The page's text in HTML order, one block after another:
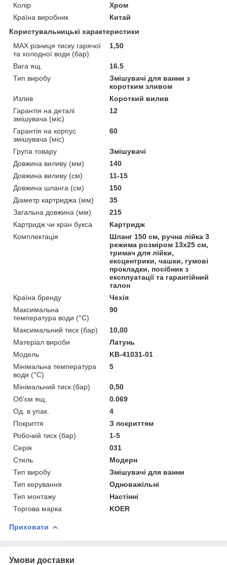
Колір
Хром
Країна виробник
Китай
Користувальницькі характеристики
MAX різниця тиску гарячої
та холодної води (бар)
1,50
Вага ящ.
16.5
Тип виробу
Змішувачі для ванни з
коротким зливом
Излив
Короткий вилив
Гарантія на деталі
змішувача (міс)
12
Гарантія на корпус
змішувача (міс)
60
Група товару
Змішувачі
Довжина виливу (мм)
140
Довжина виливу (см)
11-15
Довжина шланга (см)
150
Діаметр картриджа (мм)
35
Загальна довжина (мм)
215
Картридж чи кран букса
Картридж
Комплектація
Шланг 150 см, ручна лійка 3
режима розміром 13х25 см,
тримач для лійки,
ексцентрики, чашки, гумові
прокладки, посібник з
експлуатації та гарантійний
талон
Країна бренду
Чехія
Максимальна
температура води (°C)
90
Максимальний тиск (бар)
10,00
Матеріал вироби
Латунь
Мoдель
KB-41031-01
Мінімальна температура
води (°C)
5
Мінімальний тиск (бар)
0,50
Об'єм ящ.
0.069
Од. в упак.
4
Покриття
З покриттям
Робочий тиск (бар)
1-5
Серія
031
Стиль
Модерн
Тип виробу
Змішувачі для ванни
Тип керування
Одноважільні
Тип монтажу
Настінні
Торгова марка
KOER
Приховати
Умови доставки